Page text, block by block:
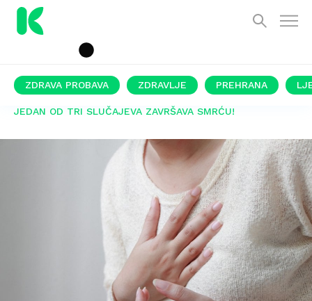
ZDRAVA PROBAVA ZDRAVLJE PREHRANA
JEDAN OD TRI SLUČAJEVA ZAVRŠAVA SMRĆU!